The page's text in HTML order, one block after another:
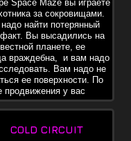
Space Maze вы играете
за сокровищами.
найти потерянный
Вы высадились на
планете, ее
враждебна, и вам надо
Вам надо не
ее поверхности. По
продвижения у вас
воздух,
если вы упадете на
кислород по мере
COLD CIRCUIT